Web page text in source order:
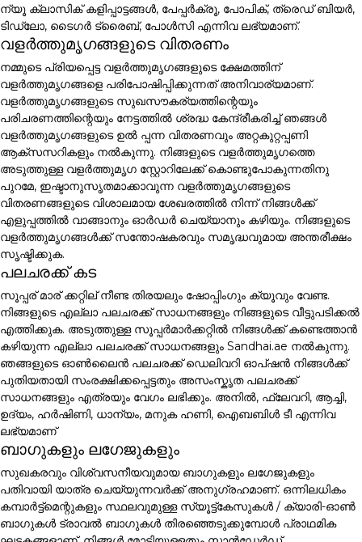
ന്യൂ ക്ലാസിക് കളിപ്പാട്ടങ്ങൾ, പേപ്പർക്രൂ, പോപിക്, ത്രെഡ് ബിയർ,
ടിഡ്ലോ, ടൈഗർ ട്രൈബ്, പോൾസി എന്നിവ ലഭ്യമാണ്.
വളർത്തുമൃഗങ്ങളുടെ വിതരണം
നമ്മുടെ പ്രിയപ്പെട്ട വളർത്തുമൃഗങ്ങളുടെ ക്ഷേമത്തിന്
വളർത്തുമൃഗങ്ങളെ പരിപോഷിപ്പിക്കുന്നത് അനിവാര്യമാണ്.
വളർത്തുമൃഗങ്ങളുടെ സുഖസൗകര്യത്തിന്റെയും
പരിചരണത്തിന്റെയും നേട്ടത്തിൽ ശ്രദ്ധ കേന്ദ്രീകരിച്ച് ഞങ്ങൾ
വളർത്തുമൃഗങ്ങളുടെ ഉൽ പ്പന്ന വിതരണവും അറ്റകുറ്റപ്പണി
ആക്സസറികളും നൽകുന്നു. നിങ്ങളുടെ വളർത്തുമൃഗത്തെ
അടുത്തുള്ള വളർത്തുമൃഗ സ്റ്റോറിലേക്ക് കൊണ്ടുപോകുന്നതിനു
പുറമേ, ഇഷ്ടാനുസൃതമാക്കാവുന്ന വളർത്തുമൃഗങ്ങളുടെ
വിതരണങ്ങളുടെ വിശാലമായ ശേഖരത്തിൽ നിന്ന് നിങ്ങൾക്ക്
എളുപ്പത്തിൽ വാങ്ങാനും ഓർഡർ ചെയ്യാനും കഴിയും. നിങ്ങളുടെ
വളർത്തുമൃഗങ്ങൾക്ക് സന്തോഷകരവും സമൃദ്ധവുമായ അന്തരീക്ഷം
സൃഷ്ടിക്കുക.
പലചരക്ക് കട
സൂപ്പര് മാര് ക്കറ്റില് നീണ്ട തിരയലും ഷോപ്പിംഗും ക്യൂവും വേണ്ട.
നിങ്ങളുടെ എല്ലാ പലചരക്ക് സാധനങ്ങളും നിങ്ങളുടെ വീട്ടുപടിക്കൽ
എത്തിക്കുക. അടുത്തുള്ള സൂപ്പർമാർക്കറ്റിൽ നിങ്ങൾക്ക് കണ്ടെത്താൻ
കഴിയുന്ന എല്ലാ പലചരക്ക് സാധനങ്ങളും Sandhai.ae നൽകുന്നു.
ഞങ്ങളുടെ ഓൺലൈൻ പലചരക്ക് ഡെലിവറി ഓപ്ഷൻ നിങ്ങൾക്ക്
പുതിയതായി സംരക്ഷിക്കപ്പെട്ടതും അസംസ്കൃത പലചരക്ക്
സാധനങ്ങളും എത്രയും വേഗം ലഭിക്കും. അനിൽ, ഫ്ലേവറി, ആച്ചി,
ഉദ്യം, ഹർഷിണി, ധാന്യം, മനുക ഹണി, ഐബബിൾ ടീ എന്നിവ
ലഭ്യമാണ്
ബാഗുകളും ലഗേജുകളും
സുഖകരവും വിശ്വസനീയവുമായ ബാഗുകളും ലഗേജുകളും
പതിവായി യാത്ര ചെയ്യുന്നവർക്ക് അനുഗ്രഹമാണ്. ഒന്നിലധികം
കമ്പാർട്ട്മെന്റുകളും സ്ഥലവുമുള്ള സ്യൂട്ട്കേസുകൾ / ക്യാരി-ഓൺ
ബാഗുകൾ ട്രാവൽ ബാഗുകൾ തിരഞ്ഞെടുക്കുമ്പോൾ പ്രാഥമിക